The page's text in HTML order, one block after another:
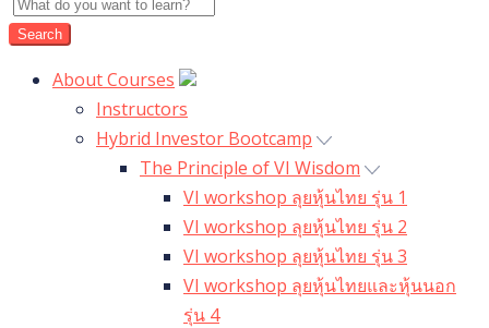
About Courses
Instructors
Hybrid Investor Bootcamp
The Principle of VI Wisdom
VI workshop ลุยหุ้นไทย รุ่น 1
VI workshop ลุยหุ้นไทย รุ่น 2
VI workshop ลุยหุ้นไทย รุ่น 3
VI workshop ลุยหุ้นไทยและหุ้นนอก
รุ่น 4